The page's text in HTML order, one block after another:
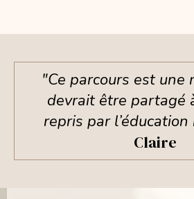
"Ce parcours est une
devrait être partagé
repris par
Claire